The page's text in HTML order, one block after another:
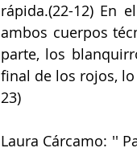
rápida.(22-12) En
ambos cuerpos
parte, los
final de los rojos,
23)
Laura Cárcamo: ''